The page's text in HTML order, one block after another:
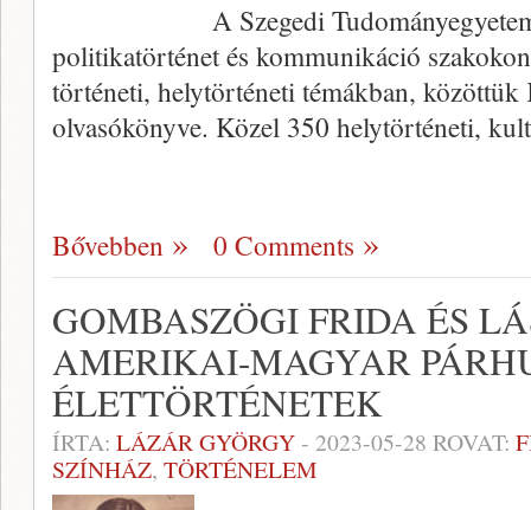
A Szegedi
politikatörténet és kommunikáció
történeti, helytörténeti témákban,
olvasókönyve. Közel 350 helytörténeti,
Bővebben 0 Comments
GOMBASZÖGI FRIDA ÉS
AMERIKAI-MAGYAR
ÉLETTÖRTÉNETEK
ÍRTA: LÁZÁR GYÖRGY- 2023-05-28 ROVAT:
SZÍNHÁZ, TÖRTÉNELEM